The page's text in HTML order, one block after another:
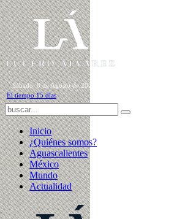
Sábado, 8 de Agosto de 2026
El tiempo 15 días
Inicio
¿Quiénes somos?
Aguascalientes
México
Mundo
Actualidad